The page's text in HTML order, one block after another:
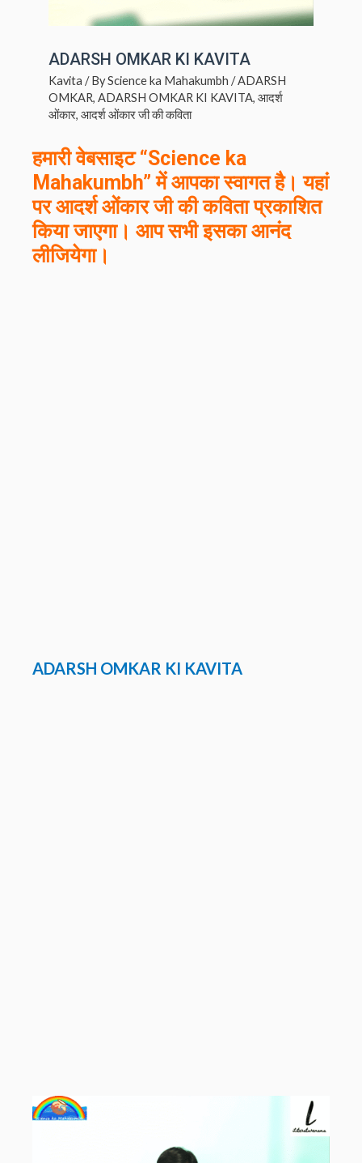
ADARSH OMKAR KI KAVITA
Kavita / ByScience ka Mahakumbh /ADARSH
OMKAR, ADARSH OMKAR KI KAVITA, आदर्श
ओंकार, आदर्श ओंकार जी की कविता
हमारी वेबसाइट “Science ka
Mahakumbh” में आपका स्वागत है। यहां
परआदर्श ओंकार जी की कविता प्रकाशित
किया जाएगा। आप सभी इसका आनंद
लीजियेगा।
ADARSH OMKAR KI KAVITA